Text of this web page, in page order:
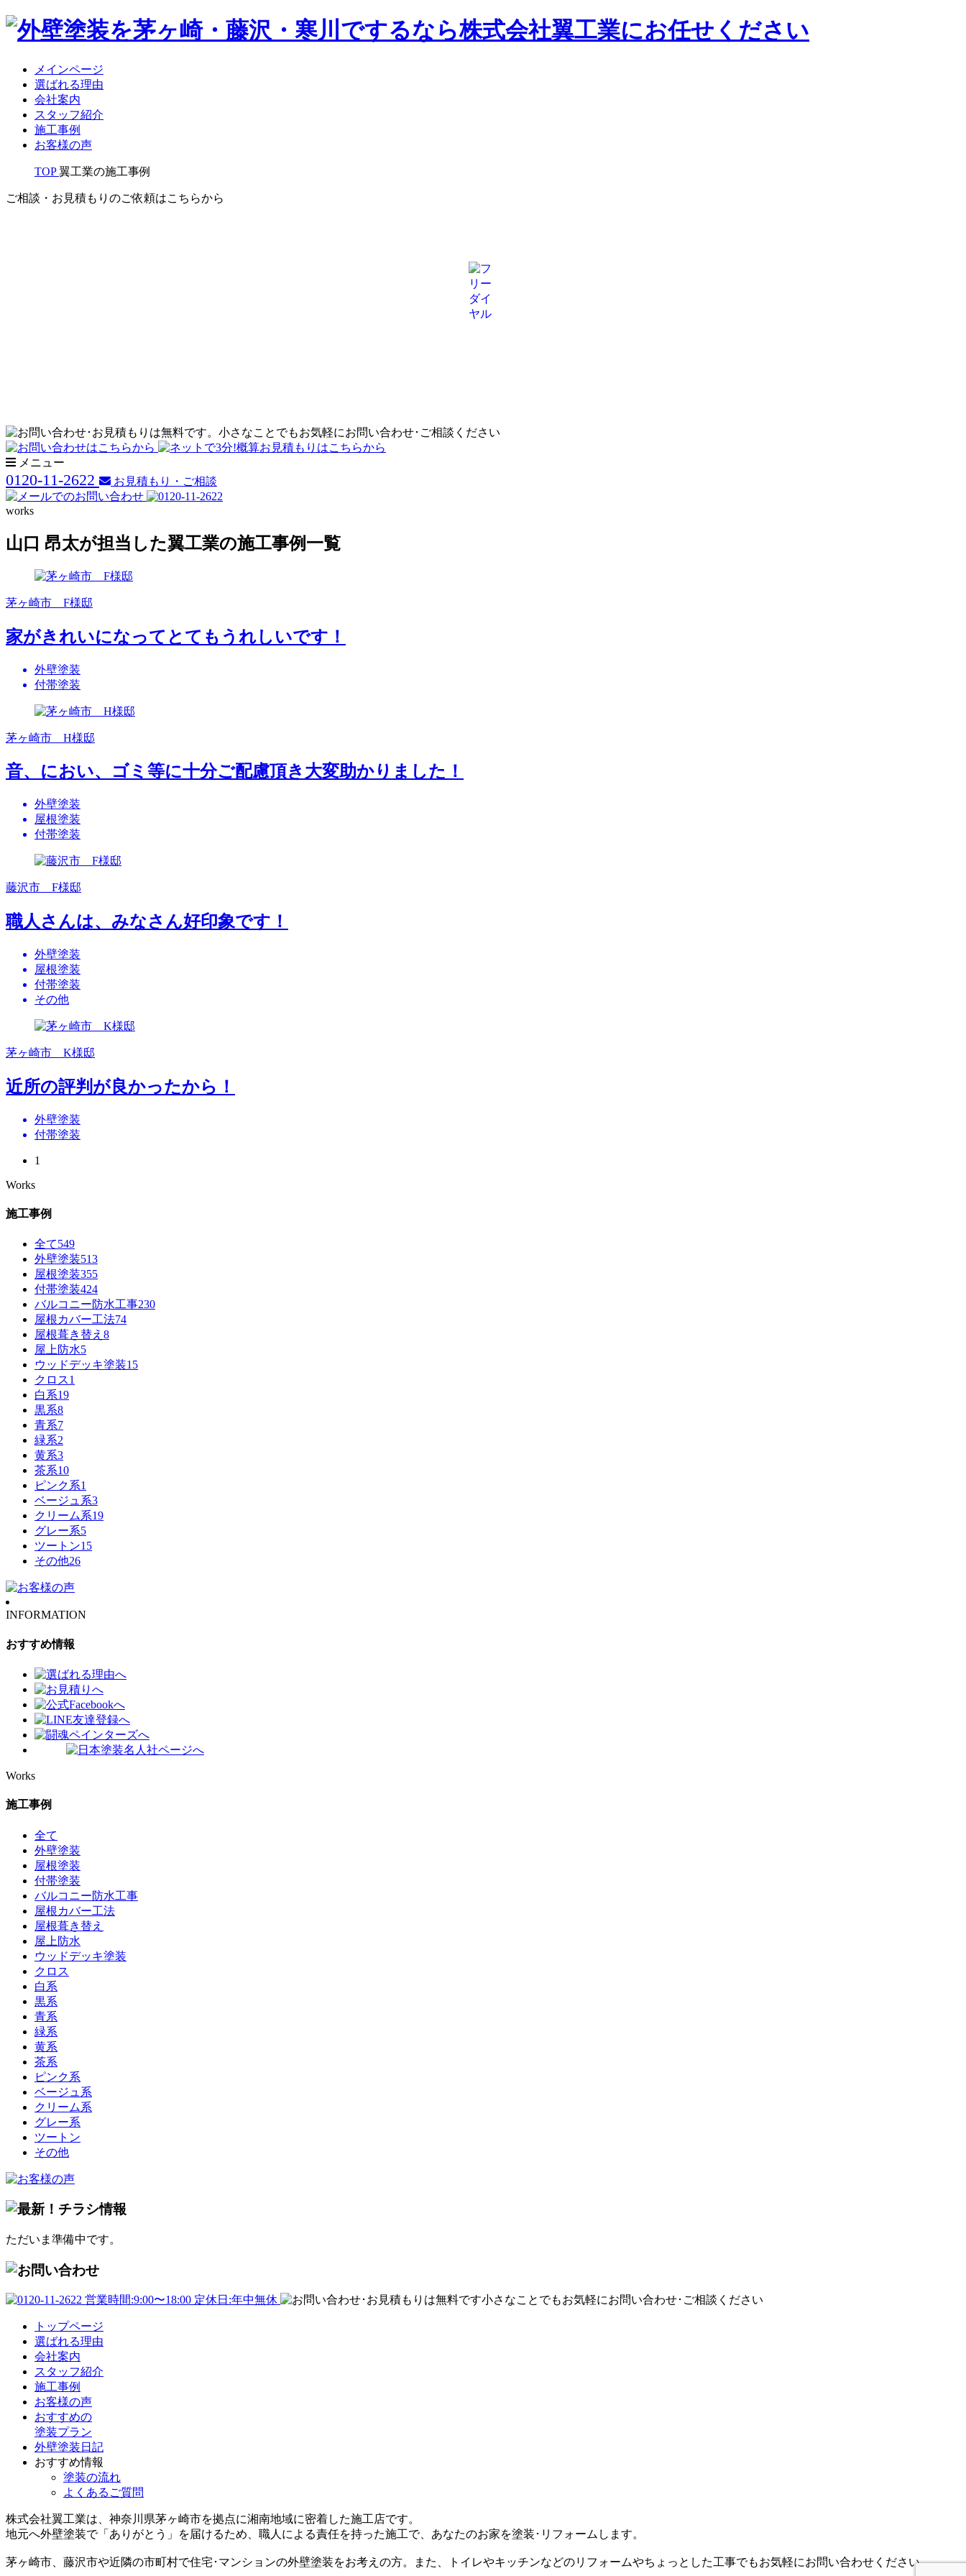
メインページ
選ばれる理由
会社案内
スタッフ紹介
施工事例
お客様の声
TOP 翼工業の施工事例
ご相談・お見積もりのご依頼はこちらから
メニュー
0120-11-2622 お見積もり・ご相談
works
山口 昂太が担当した翼工業の施工事例一覧
茅ヶ崎市 F様邸
家がきれいになってとてもうれしいです！
外壁塗装
付帯塗装
茅ヶ崎市 H様邸
音、におい、ゴミ等に十分ご配慮頂き大変助かりました！
外壁塗装
屋根塗装
付帯塗装
藤沢市 F様邸
職人さんは、みなさん好印象です！
外壁塗装
屋根塗装
付帯塗装
その他
茅ヶ崎市 K様邸
近所の評判が良かったから！
外壁塗装
付帯塗装
1
Works
施工事例
全て549
外壁塗装513
屋根塗装355
付帯塗装424
バルコニー防水工事230
屋根カバー工法74
屋根葺き替え 8
屋上防水5
ウッドデッキ塗装15
クロス1
白系19
黒系8
青系7
緑系2
黄系3
茶系10
ピンク系1
ベージュ系3
クリーム系19
グレー系5
ツートン15
その他26
INFORMATION
おすすめ情報
Works
施工事例
全て
外壁塗装
屋根塗装
付帯塗装
バルコニー防水工事
屋根カバー工法
屋根葺き替え
屋上防水
ウッドデッキ塗装
クロス
白系
黒系
青系
緑系
黄系
茶系
ピンク系
ベージュ系
クリーム系
グレー系
ツートン
その他
ただいま準備中です。
トップページ
選ばれる理由
会社案内
スタッフ紹介
施工事例
お客様の声
おすすめの
塗装プラン
外壁塗装日記
おすすめ情報
塗装の流れ
よくあるご質問
株式会社翼工業は、神奈川県茅ヶ崎市を拠点に湘南地域に密着した施工店です。
地元へ外壁塗装で「ありがとう」 を届けるため、職人による責任を持った施工で、あなたのお家を塗装･リフォームします。
茅ヶ崎市、藤沢市や近隣の市町村で住宅･マンションの外壁塗装をお考えの方。また、トイレやキッチンなどのリフォームやちょっとした工事でもお気軽にお問い合わせください。